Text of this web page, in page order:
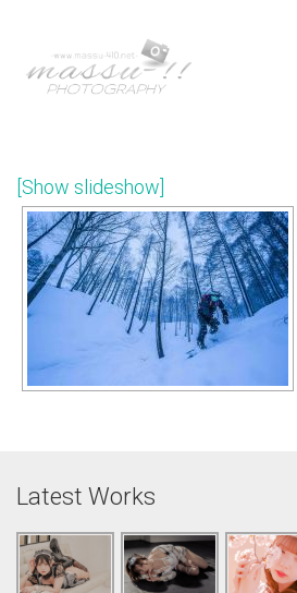
[Show slideshow]
Latest Works